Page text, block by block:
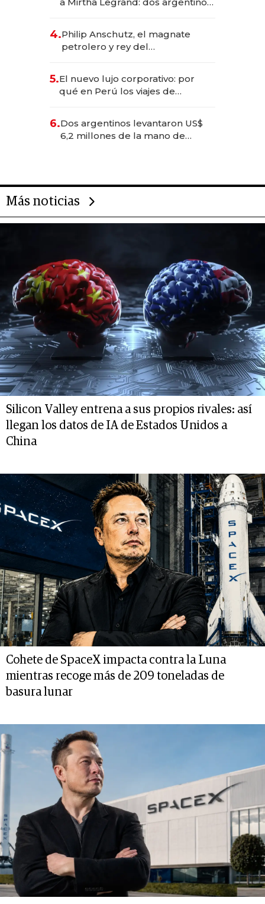
4.Philip Anschutz, el magnate
petrolero y rey del
Fénix
5.El nuevo lujo corporativo: por
qué en Perú los viajes de
transformadoras
6.Dos argentinos levantaron US$
6,2 millones de la mano de
Más noticias
Silicon Valley entrena a sus propios rivales: así
llegan los datos de IA de Estados Unidos a
China
Cohete de SpaceX impacta contra la Luna
mientras recoge más de 209 toneladas de
basura lunar